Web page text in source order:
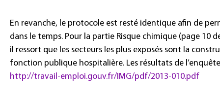
En revanche, le protocole est resté identique afin de
dans le temps. Pour la partie Risque chimique (page 10
il ressort que les secteurs les plus exposés sont la
fonction publique hospitalière. Les résultats de
http://travail-emploi.gouv.fr/IMG/pdf/2013-010.pdf